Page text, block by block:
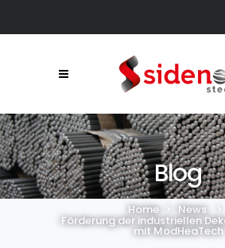
Blog
Home > News
Förderung der industriellen
mit ModHeaTech